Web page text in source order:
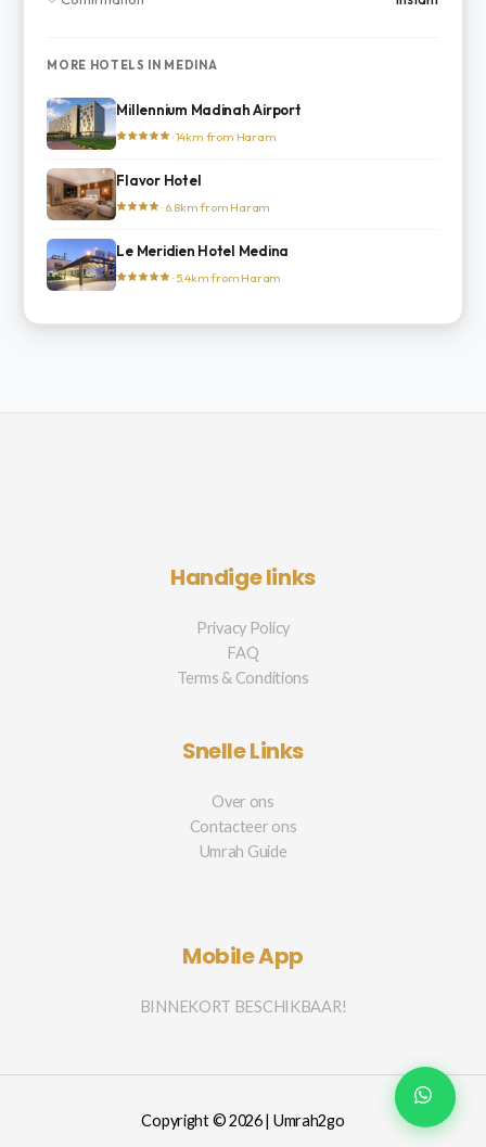
MORE HOTELS IN MEDINA
Millennium Madinah Airport
· 14km from Haram
Flavor Hotel
· 6.8km from Haram
Le Meridien Hotel Medina
· 5.4km from Haram
Handige links
Privacy Policy
FAQ
Terms & Conditions
Snelle Links
Over ons
Contacteer ons
Umrah Guide
Mobile App
BINNEKORT BESCHIKBAAR!
Copyright © 2026 | Umrah2go